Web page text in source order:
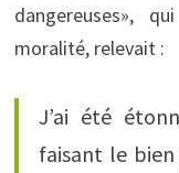
dangereuses»,
moralité, relevait :
J’ai été
faisant le